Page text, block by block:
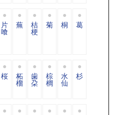
片
喰
蕪 桔
梗
菊 桐 葛
桜 柘
榴
歯
朶
棕
櫚
水
仙
杉